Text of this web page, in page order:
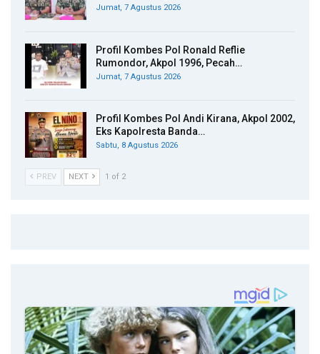
Jumat, 7 Agustus 2026
Profil Kombes Pol Ronald Reflie
Rumondor, Akpol 1996, Pecah…
Jumat, 7 Agustus 2026
Profil Kombes Pol Andi Kirana, Akpol 2002,
Eks Kapolresta Banda…
Sabtu, 8 Agustus 2026
PREV NEXT 1 of 2